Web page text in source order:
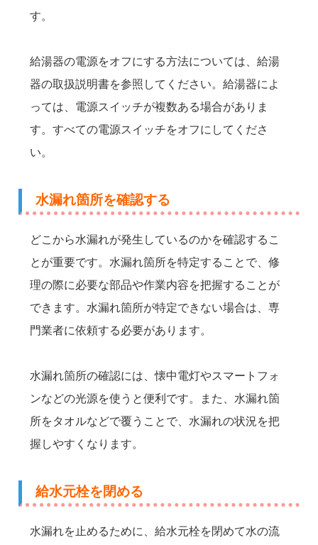
す。
給湯器の電源をオフにする方法については、給湯
器の取扱説明書を参照してください。給湯器によ
っては、電源スイッチが複数ある場合がありま
す。すべての電源スイッチをオフにしてくださ
い。
水漏れ箇所を確認する
どこから水漏れが発生しているのかを確認するこ
とが重要です。水漏れ箇所を特定することで、修
理の際に必要な部品や作業内容を把握することが
できます。水漏れ箇所が特定できない場合は、専
門業者に依頼する必要があります。
水漏れ箇所の確認には、懐中電灯やスマートフォ
ンなどの光源を使うと便利です。また、水漏れ箇
所をタオルなどで覆うことで、水漏れの状況を把
握しやすくなります。
給水元栓を閉める
水漏れを止めるために、給水元栓を閉めて水の流